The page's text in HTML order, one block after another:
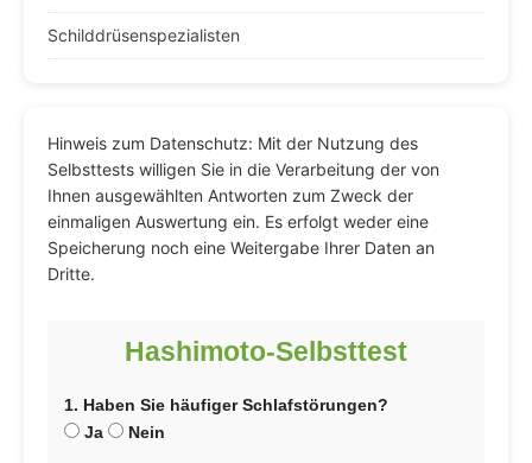
Schilddrüsenspezialisten
Hinweis zum Datenschutz: Mit der Nutzung des
Selbsttests willigen Sie in die Verarbeitung der von
Ihnen ausgewählten Antworten zum Zweck der
einmaligen Auswertung ein. Es erfolgt weder eine
Speicherung noch eine Weitergabe Ihrer Daten an
Dritte.
Hashimoto-Selbsttest
1. Haben Sie häufiger Schlafstörungen?
Ja
Nein